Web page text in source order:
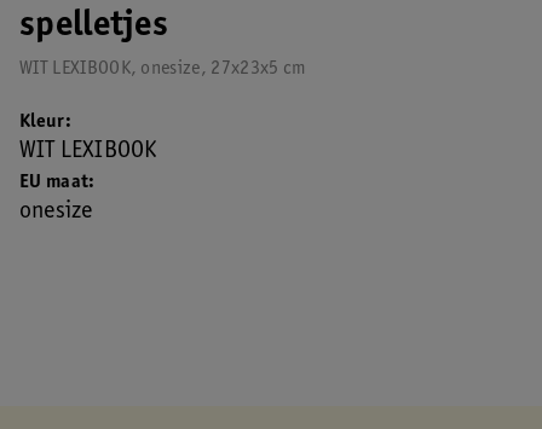
spelletjes
WIT LEXIBOOK, onesize, 27x23x5 cm
EU maat
onesize
Kleur
WIT LEXIBOOK